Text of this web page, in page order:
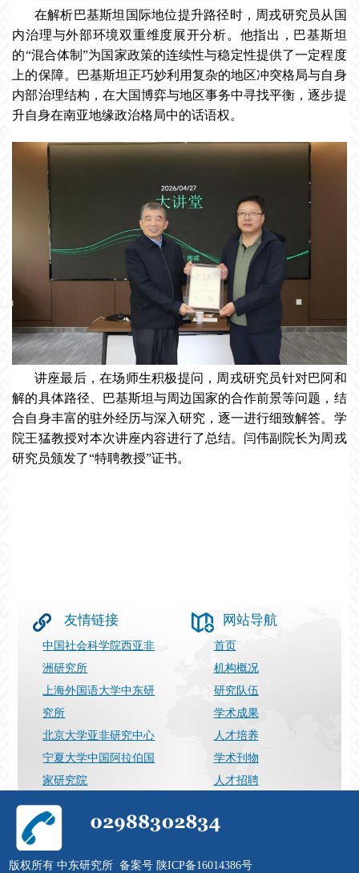
在解析巴基斯坦国际地位提升路径时，周戎研究员从国
内治理与外部环境双重维度展开分析。他指出，巴基斯坦
的“混合体制”为国家政策的连续性与稳定性提供了一定程度
上的保障。巴基斯坦正巧妙利用复杂的地区冲突格局与自身
内部治理结构，在大国博弈与地区事务中寻找平衡，逐步提
升自身在南亚地缘政治格局中的话语权。
讲座最后，在场师生积极提问，周戎研究员针对巴阿和
解的具体路径、巴基斯坦与周边国家的合作前景等问题，结
合自身丰富的驻外经历与深入研究，逐一进行细致解答。学
院王猛教授对本次讲座内容进行了总结。闫伟副院长为周戎
研究员颁发了“特聘教授”证书。
友情链接
中国社会科学院西亚非
洲研究所
上海外国语大学中东研
究所
北京大学亚非研究中心
宁夏大学中国阿拉伯国
家研究院
上海国际问题研究院
网站导航
首页
机构概况
研究队伍
学术成果
人才培养
学术刊物
人才招聘
邮件：Support@nwuimes.com
版权所有 中东研究所 备案号 陕ICP备16014386号